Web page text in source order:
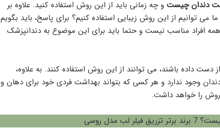
دندان چیست و چه زمانی باید از این روش استفاده کنید. علاوه بر
می توانیم از این روش زیبایی استفاده کنیم؟ برای پاسخ، باید بگویم
همه افراد مناسب نیست و حتما باید برای این موضوع به دندانپزشک
دست داده باشند، می توانند از این روش استفاده کنند. به علاوه،
وجود ندارد و هر کسی که بتواند بهداشت فردی خود برای دهان و
روش را خواهد داشت.
تزریق فیلر لب مدل روسی